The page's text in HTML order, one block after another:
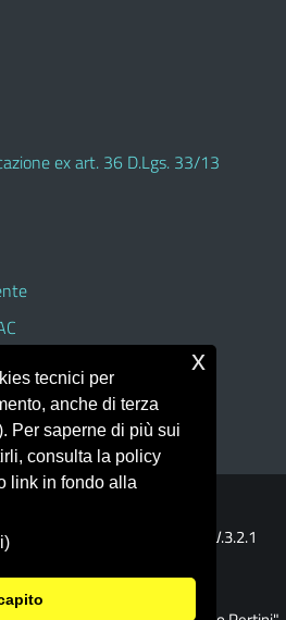
ex art. 36 D.Lgs. 33/13
tema accessibile
V.3.2.1
tecnici per
anche di terza
Per saperne di più sui
consulta la policy
link in fondo alla
x